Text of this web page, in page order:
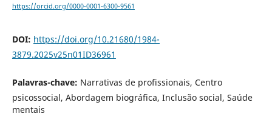
https://orcid.org/0000-0001-6300-9561
DOI: https://doi.org/10.21680/1984-
3879.2025v25n01ID36961
Palavras-chave: Narrativas de profissionais, Centro
psicossocial, Abordagem biográfica, Inclusão social, Saúde
mentais